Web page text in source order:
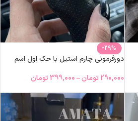
-29%
دورفرمونی چارم استیل با حک اول اسم
290,000 تومان–
399,000 تومان